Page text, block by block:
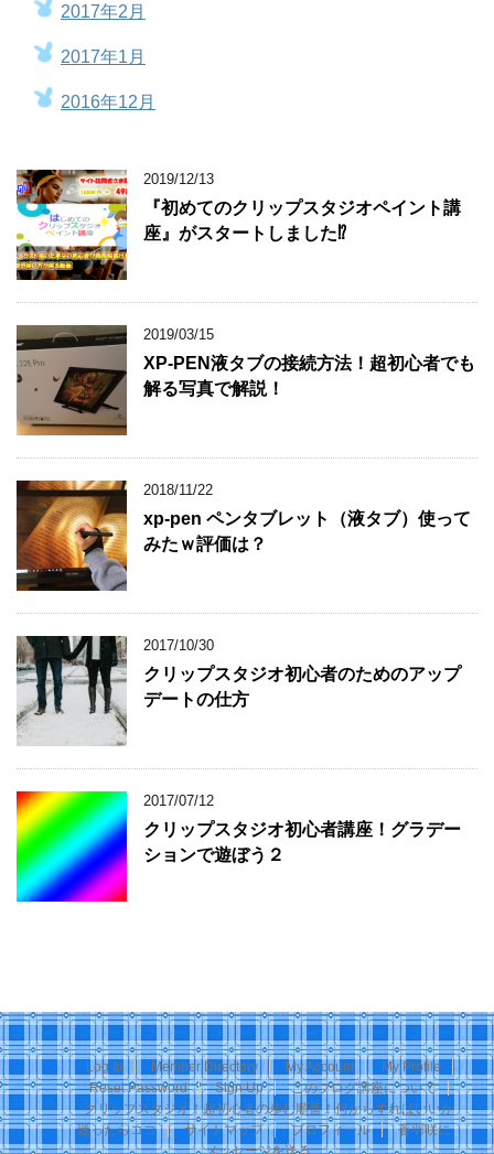
2017年2月
2017年1月
2016年12月
2019/12/13
『初めてのクリップスタジオペイント講
座』がスタートしました⁉
2019/03/15
XP-PEN液タブの接続方法！超初心者でも
解る写真で解説！
2018/11/22
xp-pen ペンタブレット（液タブ）使って
みたｗ評価は？
2017/10/30
クリップスタジオ初心者のためのアップ
デートの仕方
2017/07/12
クリップスタジオ初心者講座！グラデー
ションで遊ぼう２
Log In Member Directory My Account
My Profile
Reset Password
Sign Up
このブログ講座について
クリップスタジオ！超初心者の歩む順番！何からすればいいか
迷ったらココ
サイトマップ プロフィール
蒼羽咲に
メッセージを送る